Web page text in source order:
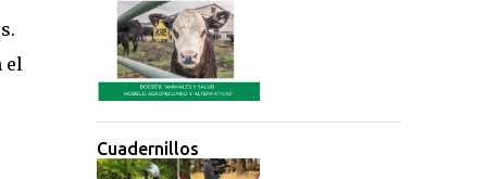
el
Cuadernillos